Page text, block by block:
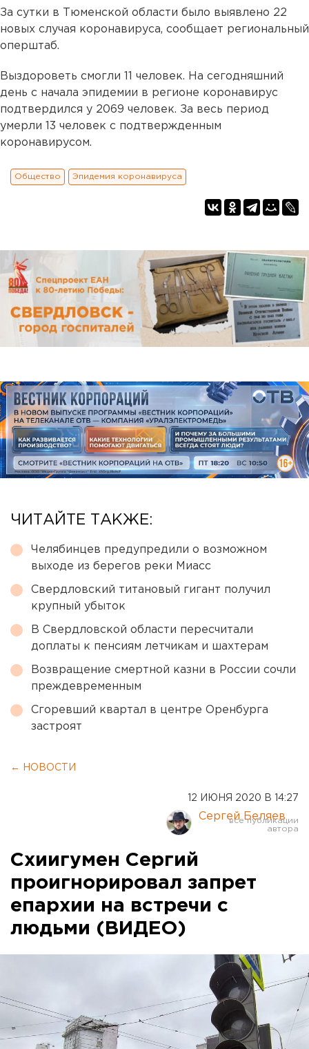
За сутки в Тюменской области было выявлено 22
новых случая коронавируса, сообщает региональный
оперштаб.
Выздороветь смогли 11 человек. На сегодняшний
день с начала эпидемии в регионе коронавирус
подтвердился у 2069 человек. За весь период
умерли 13 человек с подтвержденным
коронавирусом.
Общество Эпидемия коронавируса
ЧИТАЙТЕ ТАКЖЕ:
Челябинцев предупредили о возможном
выходе из берегов реки Миасс
Свердловский титановый гигант получил
крупный убыток
В Свердловской области пересчитали
доплаты к пенсиям летчикам и шахтерам
Возвращение смертной казни в России сочли
преждевременным
Сгоревший квартал в центре Оренбурга
застроят
← НОВОСТИ
12 ИЮНЯ 2020 В 14:27
Сергей Беляев
Схиигумен Сергий
проигнорировал запрет
епархии на встречи с
людьми (ВИДЕО)